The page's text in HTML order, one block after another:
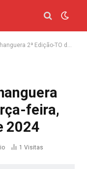
TO de terça-feira, 31 de dezembro de 2024
feira,
2024
1 Visitas